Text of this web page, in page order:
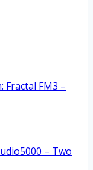
Fractal FM3 –
– Two